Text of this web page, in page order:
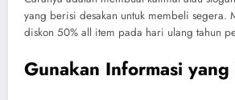
yang berisi desakan untuk membeli segera.
diskon 50% all item pada hari ulang tahun
Gunakan Informasi